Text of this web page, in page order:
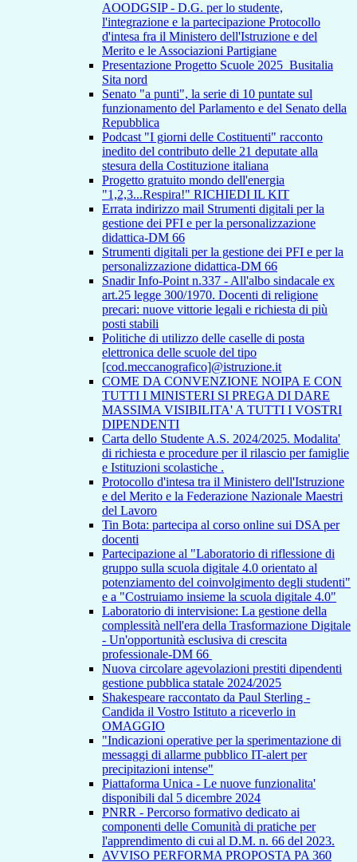
AOODGSIP - D.G. per lo studente,
l'integrazione e la partecipazione Protocollo
d'intesa fra il Ministero dell'Istruzione e del
Merito e le Associazioni Partigiane
Presentazione Progetto Scuole 2025_Busitalia
Sita nord
Senato "a punti", la serie di 10 puntate sul
funzionamento del Parlamento e del Senato della
Repubblica
Podcast "I giorni delle Costituenti" racconto
inedito del contributo delle 21 deputate alla
stesura della Costituzione italiana
Progetto gratuito mondo dell'energia
"1,2,3...Respira!" RICHIEDI IL KIT
Errata indirizzo mail Strumenti digitali per la
gestione dei PFI e per la personalizzazione
didattica-DM 66
Strumenti digitali per la gestione dei PFI e per la
personalizzazione didattica-DM 66
Snadir Info-Point n.337 - All'albo sindacale ex
art.25 legge 300/1970. Docenti di religione
precari: nuove vittorie legali e richiesta di più
posti stabili
Politiche di utilizzo delle caselle di posta
elettronica delle scuole del tipo
[cod.meccanografico]@istruzione.it
COME DA CONVENZIONE NOIPA E CON
TUTTI I MINISTERI SI PREGA DI DARE
MASSIMA VISIBILITA' A TUTTI I VOSTRI
DIPENDENTI
Carta dello Studente A.S. 2024/2025. Modalita'
di richiesta e procedure per il rilascio per famiglie
e Istituzioni scolastiche .
Protocollo d'intesa tra il Ministero dell'Istruzione
e del Merito e la Federazione Nazionale Maestri
del Lavoro
Tin Bota: partecipa al corso online sui DSA per
docenti
Partecipazione al "Laboratorio di riflessione di
gruppo sulla scuola digitale 4.0 orientato al
potenziamento del coinvolgimento degli studenti"
e a "Costruiamo insieme la scuola digitale 4.0"
Laboratorio di intervisione: La gestione della
complessità nell'era della Trasformazione Digitale
- Un'opportunità esclusiva di crescita
professionale-DM 66
Nuova circolare agevolazioni prestiti dipendenti
gestione pubblica statale 2024/2025
Shakespeare raccontato da Paul Sterling -
Candida il Vostro Istituto a riceverlo in
OMAGGIO
"Indicazioni operative per la sperimentazione di
messaggi di allarme pubblico IT-alert per
precipitazioni intense"
Piattaforma Unica - Le nuove funzionalita'
disponibili dal 5 dicembre 2024
PNRR - Percorso formativo dedicato ai
componenti delle Comunità di pratiche per
l'apprendimento di cui al D.M. n. 66 del 2023.
AVVISO PERFORMA PROPOSTA PA 360